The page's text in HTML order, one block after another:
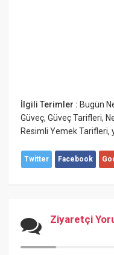
İlgili Terimler : Bugün
Güveç,Güveç Tarifleri,
Resimli Yemek Tarifleri,
Twitter Facebook
Ziyaretçi